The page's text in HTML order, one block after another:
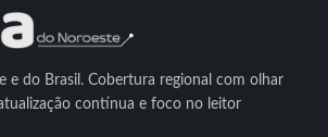
e do Brasil. Cobertura regional com olhar
contínua e foco no leitor